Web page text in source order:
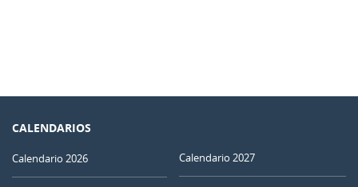
CALENDARIOS
Calendario 2026 Calendario 2027